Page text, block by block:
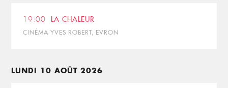
19:00 LA CHALEUR
CINÉMA YVES ROBERT, EVRON
LUNDI 10 AOÛT 2026